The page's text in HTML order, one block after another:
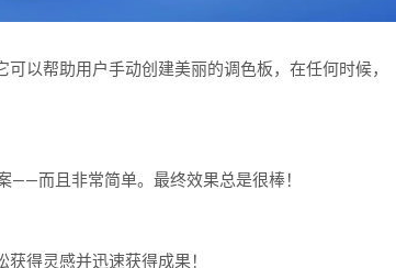
以帮助用户手动创建美丽的调色板，在任何时候，
——而且非常简单。最终效果总是很棒！
得灵感并迅速获得成果！